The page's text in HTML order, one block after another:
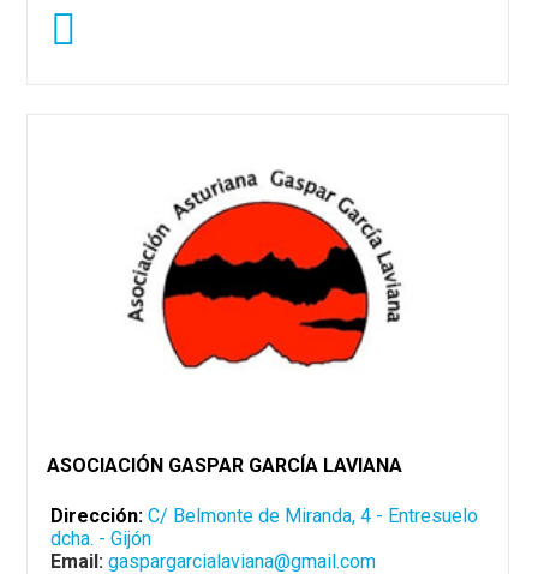
ASOCIACIÓN GASPAR GARCÍA LAVIANA
Dirección:C/ Belmonte de Miranda, 4 - Entresuelo
dcha. - Gijón
Email:gaspargarcialaviana@gmail.com